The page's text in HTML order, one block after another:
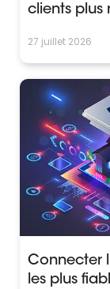
clients plus
27 juillet 2026
Connecter
les plus